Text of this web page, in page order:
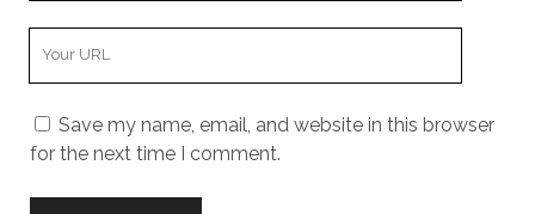
Save my name, email, and website in this browser
for the next time I comment.